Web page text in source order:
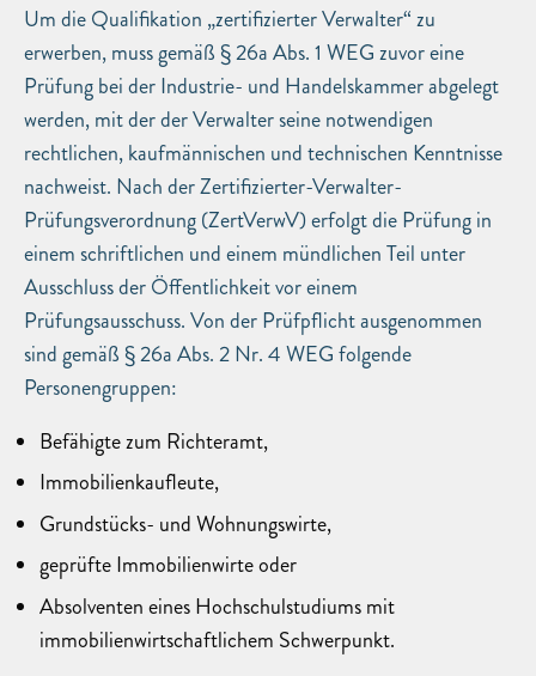
Um die Qualifikation „zertifizierter Verwalter“ zu
erwerben, muss gemäß § 26a Abs. 1 WEG zuvor eine
Prüfung bei der Industrie- und Handelskammer abgelegt
werden, mit der der Verwalter seine notwendigen
rechtlichen, kaufmännischen und technischen Kenntnisse
nachweist. Nach der Zertifizierter-Verwalter-
Prüfungsverordnung (ZertVerwV) erfolgt die Prüfung in
einem schriftlichen und einem mündlichen Teil unter
Ausschluss der Öffentlichkeit vor einem
Prüfungsausschuss. Von der Prüfpflicht ausgenommen
sind gemäß § 26a Abs. 2 Nr. 4 WEG folgende
Personengruppen:
Befähigte zum Richteramt,
Immobilienkaufleute,
Grundstücks- und Wohnungswirte,
geprüfte Immobilienwirte oder
Absolventen eines Hochschulstudiums mit
immobilienwirtschaftlichem Schwerpunkt.